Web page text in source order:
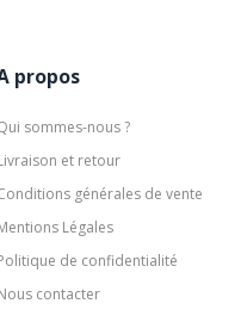
propos
sommes-nous ?
et retour
générales de vente
Légales
de confidentialité
contacter